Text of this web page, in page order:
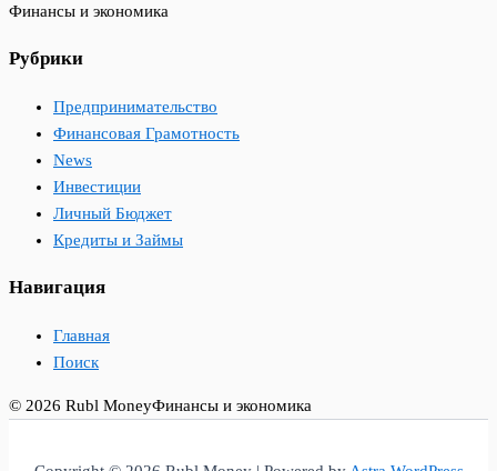
Финансы и экономика
Рубрики
Предпринимательство
Финансовая Грамотность
News
Инвестиции
Личный Бюджет
Кредиты и Займы
Навигация
Главная
Поиск
© 2026 Rubl MoneyФинансы и экономика